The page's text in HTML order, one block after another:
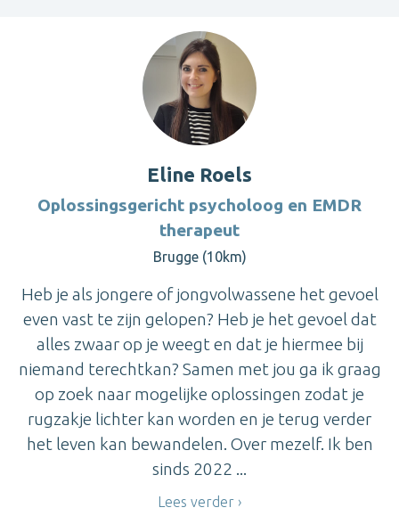
Eline Roels
Oplossingsgericht psycholoog en EMDR
therapeut
Brugge (10km)
Heb je als jongere of jongvolwassene het gevoel
even vast te zijn gelopen? Heb je het gevoel dat
alles zwaar op je weegt en dat je hiermee bij
niemand terechtkan? Samen met jou ga ik graag
op zoek naar mogelijke oplossingen zodat je
rugzakje lichter kan worden en je terug verder
het leven kan bewandelen. Over mezelf. Ik ben
sinds 2022 ...
Lees verder